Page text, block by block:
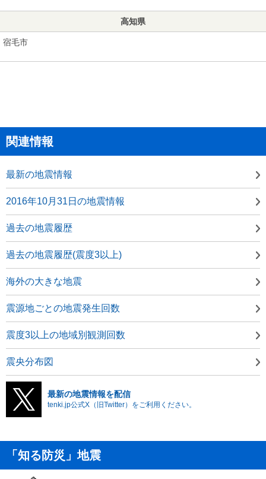
高知県
宿毛市
関連情報
最新の地震情報
2016年10月31日の地震情報
過去の地震履歴
過去の地震履歴(震度3以上)
海外の大きな地震
震源地ごとの地震発生回数
震度3以上の地域別観測回数
震央分布図
最新の地震情報を配信
tenki.jp公式X（旧Twitter）をご利用ください。
「知る防災」地震